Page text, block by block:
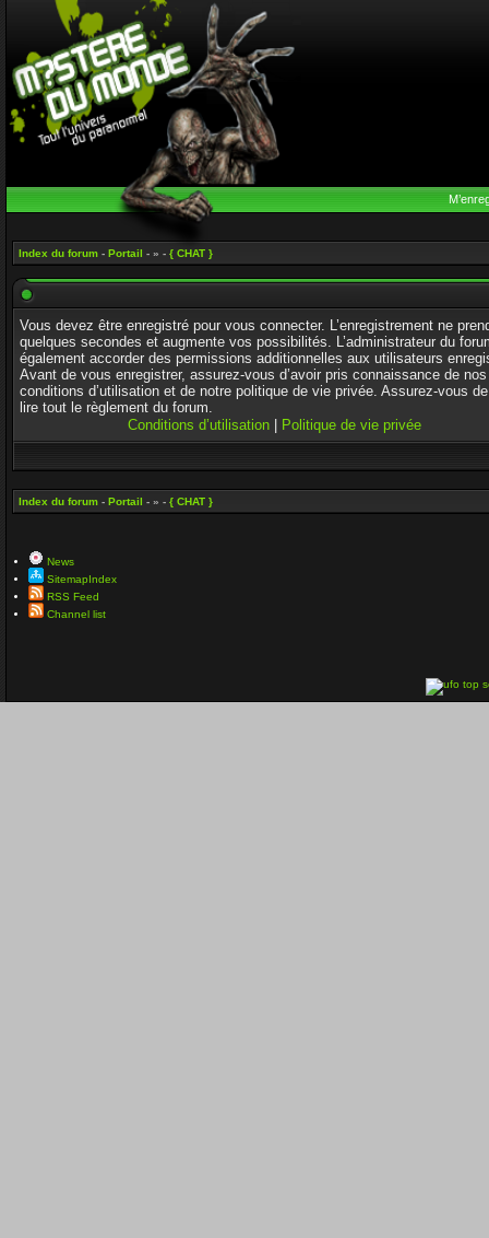
Index du forum - Portail - » - { CHAT }
Vous devez être enregistré pour vous connecter. L’enregistrement ne
quelques secondes et augmente vos possibilités. L’administrateur du
également accorder des permissions additionnelles aux utilisateurs
Avant de vous enregistrer, assurez-vous d’avoir pris connaissance de nos
conditions d’utilisation et de notre politique de vie privée. Assurez-vous
lire tout le règlement du forum.
Conditions d’utilisation| Politique de vie privée
Index du forum - Portail - » - { CHAT }
News
SitemapIndex
RSS Feed
Channel list